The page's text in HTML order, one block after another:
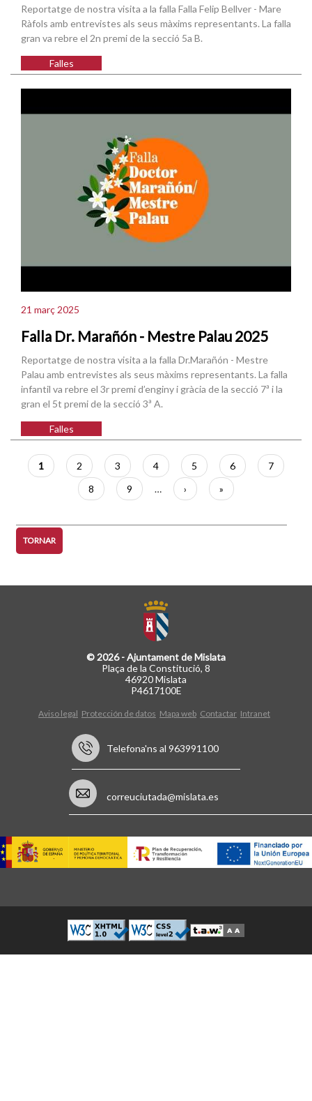
Reportatge de nostra visita a la falla Falla Felip Bellver - Mare
Ràfols amb entrevistes als seus màxims representants. La falla
gran va rebre el 2n premi de la secció 5a B.
Falles
21 març 2025
Falla Dr. Marañón - Mestre Palau 2025
Reportatge de nostra visita a la falla Dr.Marañón - Mestre
Palau amb entrevistes als seus màxims representants. La falla
infantil va rebre el 3r premi d’enginy i gràcia de la secció 7ª i la
gran el 5t premi de la secció 3ª A.
Falles
Paginació
Pàgina
actual
1 Pàgina
2 Pàgina
3 Pàgina
4 Pàgina
5 Pàgina
6 Pàgina
7
Pàgina
8 Pàgina
9 …
Pàgina
següent
›
Última
pàgina
»
TORNAR
© 2026 - Ajuntament de Mislata
Plaça de la Constitució, 8
46920 Mislata
P4617100E
Aviso legal Protección de datos Mapa web Contactar Intranet
Telefona'ns al 963991100
correuciutada@mislata.es